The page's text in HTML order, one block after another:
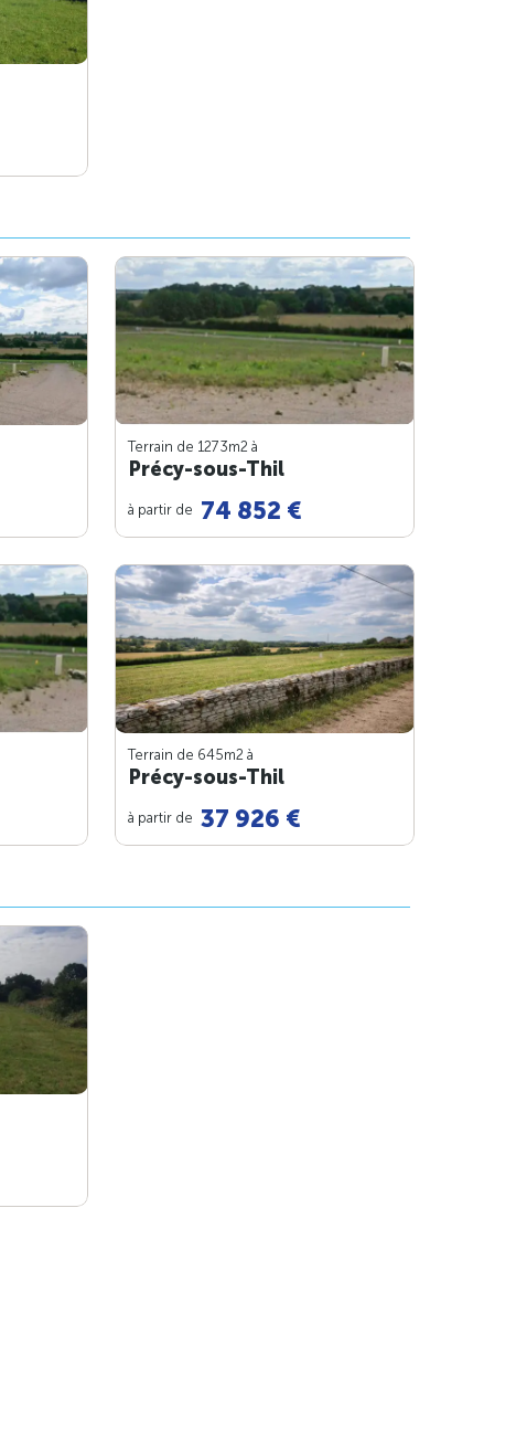
Terrain de 1273m2 à
Précy-sous-Thil
à partir de 74 852 €
Terrain de 645m2 à
Précy-sous-Thil
à partir de 37 926 €